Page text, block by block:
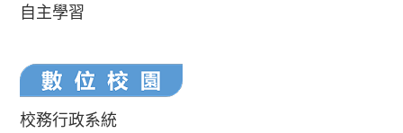
自主學習
校務行政系統